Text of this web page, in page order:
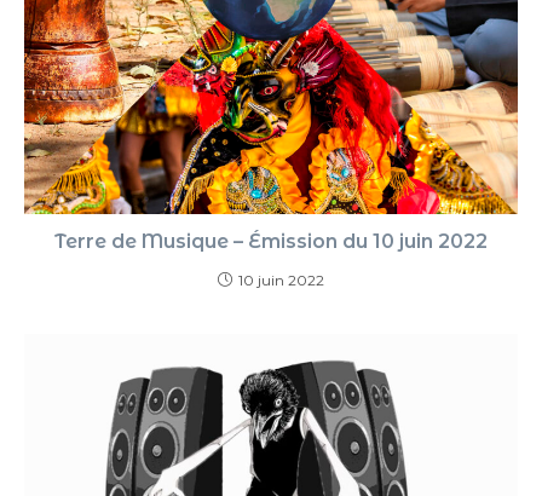
Terre de Musique – Émission du 10 juin 2022
10 juin 2022